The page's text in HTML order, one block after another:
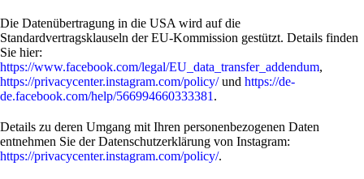
Die Datenübertragung in die USA wird auf die
Standardvertragsklauseln der EU-Kommission gestützt. Details finden
Sie hier:
https://www.facebook.com/legal/EU_data_transfer_addendum,
https://privacycenter.instagram.com/policy/und https://de-
de.facebook.com/help/566994660333381 .
Details zu deren Umgang mit Ihren personenbezogenen Daten
entnehmen Sie der Datenschutzerklärung von Instagram:
https://privacycenter.instagram.com/policy/.